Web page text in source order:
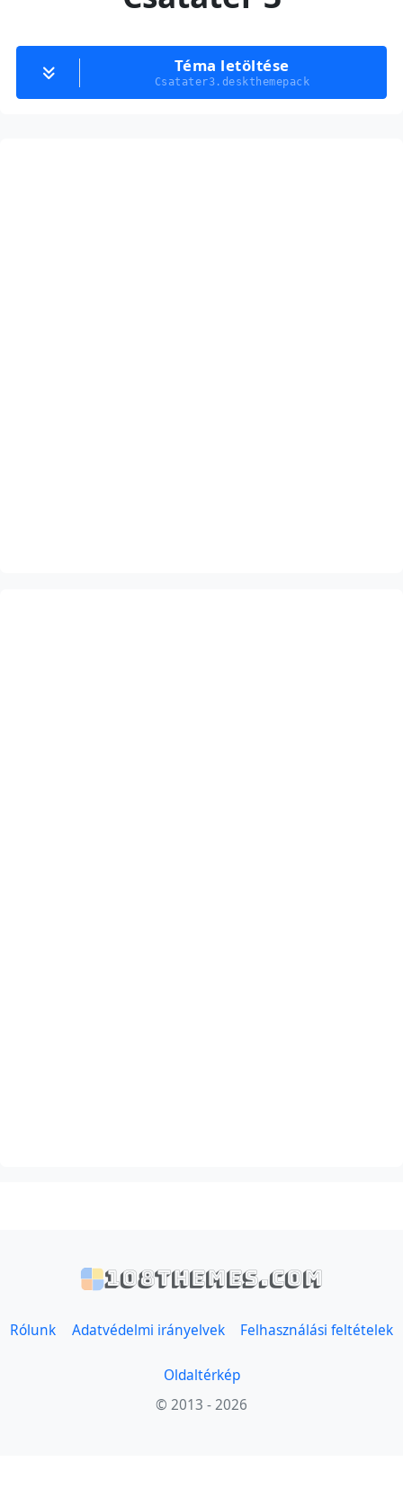
Téma letöltése
Csatater3.deskthemepack
108themes.com
Rólunk Adatvédelmi irányelvek Felhasználási feltételek
Oldaltérkép
© 2013 - 2026